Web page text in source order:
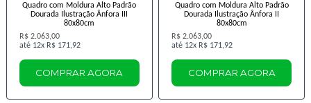
Quadro com Moldura Alto Padrão
Dourada Ilustração Ânfora III
80x80cm
R$ 2.063,00
12x R$ 171,92
COMPRAR AGORA
Quadro com Moldura Alto Padrão
Dourada Ilustração Ânfora II
80x80cm
R$ 2.063,00
12x R$ 171,92
COMPRAR AGORA